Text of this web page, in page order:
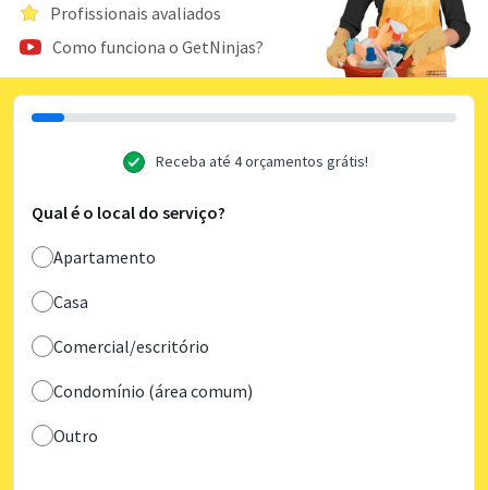
Profissionais avaliados
Como funciona o GetNinjas?
Receba até 4 orçamentos grátis!
Qual é o local do serviço?
Apartamento
Casa
Comercial/escritório
Condomínio (área comum)
Outro